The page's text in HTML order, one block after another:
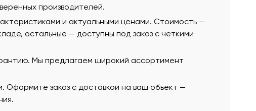
производителей.
и актуальными ценами. Стоимость —
остальные — доступны под заказ с четкими
Мы предлагаем широкий ассортимент
Оформите заказ с доставкой на ваш объект —